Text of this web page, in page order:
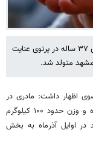
تسنیم نوشت: نوزادی با وزن حدود ۷ کیلوگرم از مادری ۳۷ ساله در پرتوی عنایت
متولد شد.
اظهار داشت: مادری در
بارداری پنجم خود، با سابقه دیابت بارداری کنترل نشده و وزن حدود ۱۰۰ کیلوگرم
فرا رسیده بود، در ساعت ۲ بامداد در اوایل آذرماه به بخش